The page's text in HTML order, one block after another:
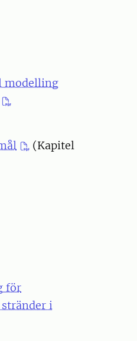
modelling
(Kapitel
för
i